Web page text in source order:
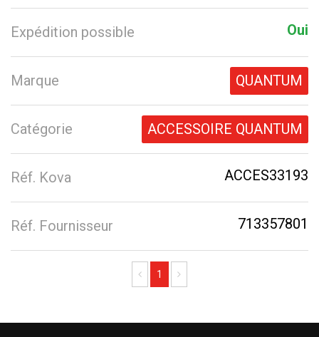
Expédition possible Oui
Marque QUANTUM
Catégorie ACCESSOIRE QUANTUM
Réf. Kova ACCES33193
Réf. Fournisseur 713357801
Previous
1